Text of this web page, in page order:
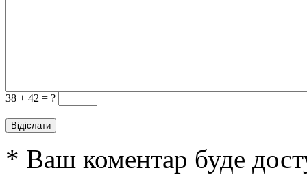
38 + 42 = ?
* Ваш коментар буде